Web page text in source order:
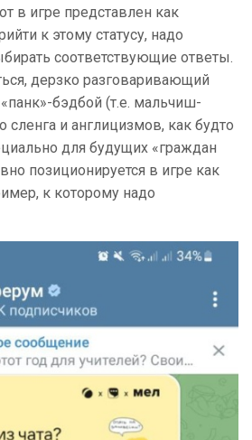
в игре представлен как
к этому статусу, надо
соответствующие ответы.
дерзко разговаривающий
бэдбой (т.е. мальчиш-
сленга и англицизмов, как будто
для будущих «граждан
позиционируется в игре как
к которому надо